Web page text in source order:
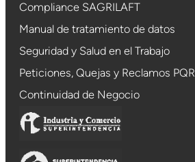
Compliance SAGRILAFT
Manual de tratamiento de datos
Seguridad y Salud en el Trabajo
Peticiones, Quejas y Reclamos PQR
Continuidad de Negocio